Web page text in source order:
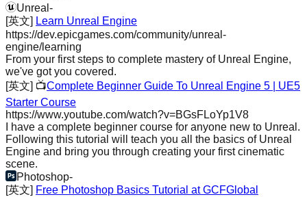
Unreal -
[英文] Learn Unreal Engine
https://dev.epicgames.com/community/unreal-
engine/learning
From your first steps to complete mastery of Unreal Engine,
we've got you covered.
[英文] 📺Complete Beginner Guide To Unreal Engine 5 | UE5
Starter Course
https://www.youtube.com/watch?v=BGsFLoYp1V8
I have a complete beginner course for anyone new to Unreal.
Following this tutorial will teach you all the basics of Unreal
Engine and bring you through creating your first cinematic
scene.
Photoshop-
[英文] Free Photoshop Basics Tutorial at GCFGlobal